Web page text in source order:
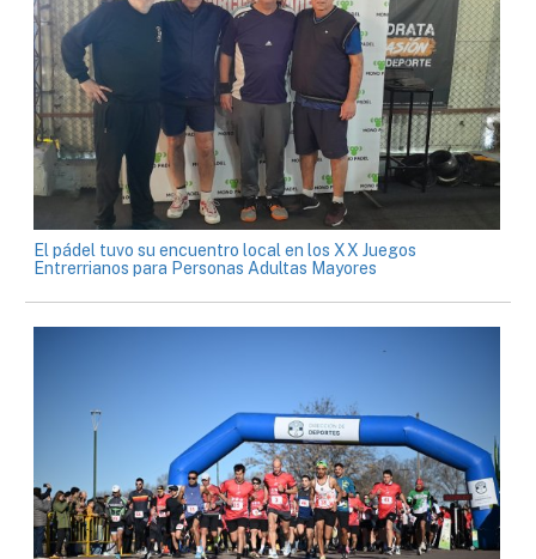
El pádel tuvo su encuentro local en los XX Juegos
Entrerrianos para Personas Adultas Mayores